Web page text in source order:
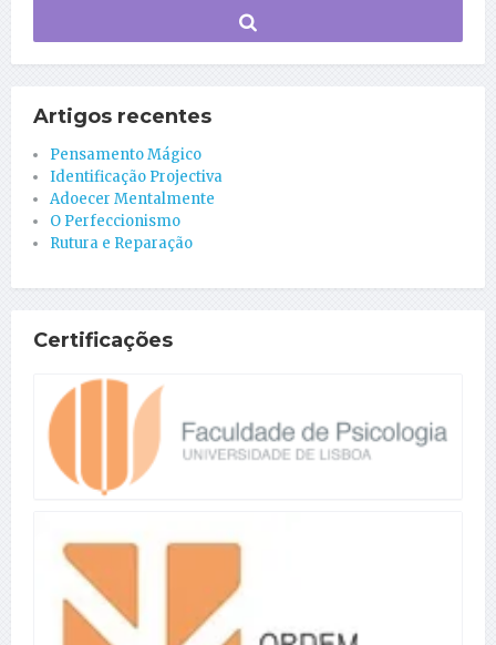
Artigos recentes
Pensamento Mágico
Identificação Projectiva
Adoecer Mentalmente
O Perfeccionismo
Rutura e Reparação
Certificações